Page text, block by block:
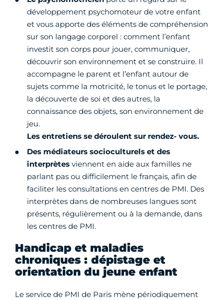
développement psychomoteur de votre enfant
et vous apporte des éléments de compréhension
sur son langage corporel : comment l’enfant
investit son corps pour jouer, communiquer,
découvrir son environnement et se construire. Il
accompagne le parent et l’enfant autour de
sujets comme la motricité, le tonus et le portage,
la découverte de soi et des autres, la
connaissance des objets, son environnement de
jeu.
Les entretiens se déroulent sur rendez- vous.
Des médiateurs socioculturels et des
interprètes viennent en aide aux familles ne
parlant pas ou difficilement le français, afin de
faciliter les consultations en centres de PMI. Des
interprètes dans de nombreuses langues sont
présents, régulièrement ou à la demande, dans
les centres de PMI.
Handicap et maladies
chroniques : dépistage et
orientation du jeune enfant
Le service de PMI de Paris mène périodiquement